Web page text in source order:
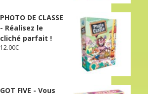
PHOTO DE CLASSE
- Réalisez le
cliché parfait !
12.00€
GOT FIVE - Vous